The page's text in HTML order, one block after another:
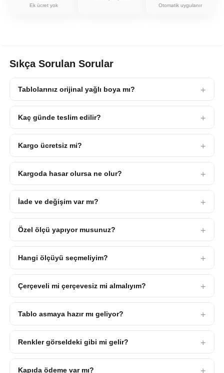
Ek ücret yok Otomatik uygulanır
Sıkça Sorulan Sorular
Tablolarınız orijinal yağlı boya mı?
Kaç günde teslim edilir?
Kargo ücretsiz mi?
Kargoda hasar olursa ne olur?
İade ve değişim var mı?
Özel ölçü yapıyor musunuz?
Hangi ölçüyü seçmeliyim?
Çerçeveli mi çerçevesiz mi almalıyım?
Tablo asmaya hazır mı geliyor?
Renkler görseldeki gibi mi gelir?
Kapıda ödeme var mı?